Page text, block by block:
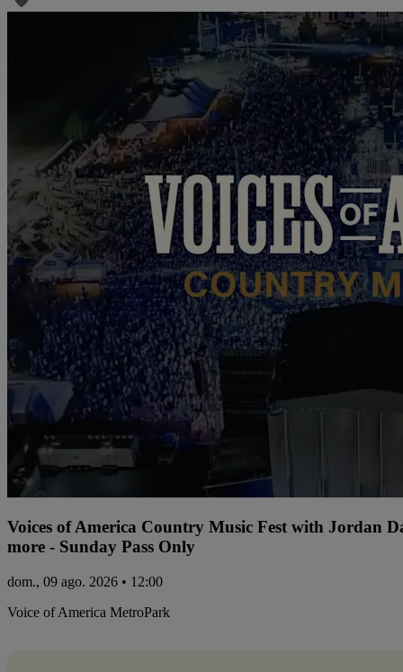
Voices of America Country Music Fest with Jordan
more - Sunday Pass Only
dom., 09 ago. 2026 • 12:00
Voice of America MetroPark